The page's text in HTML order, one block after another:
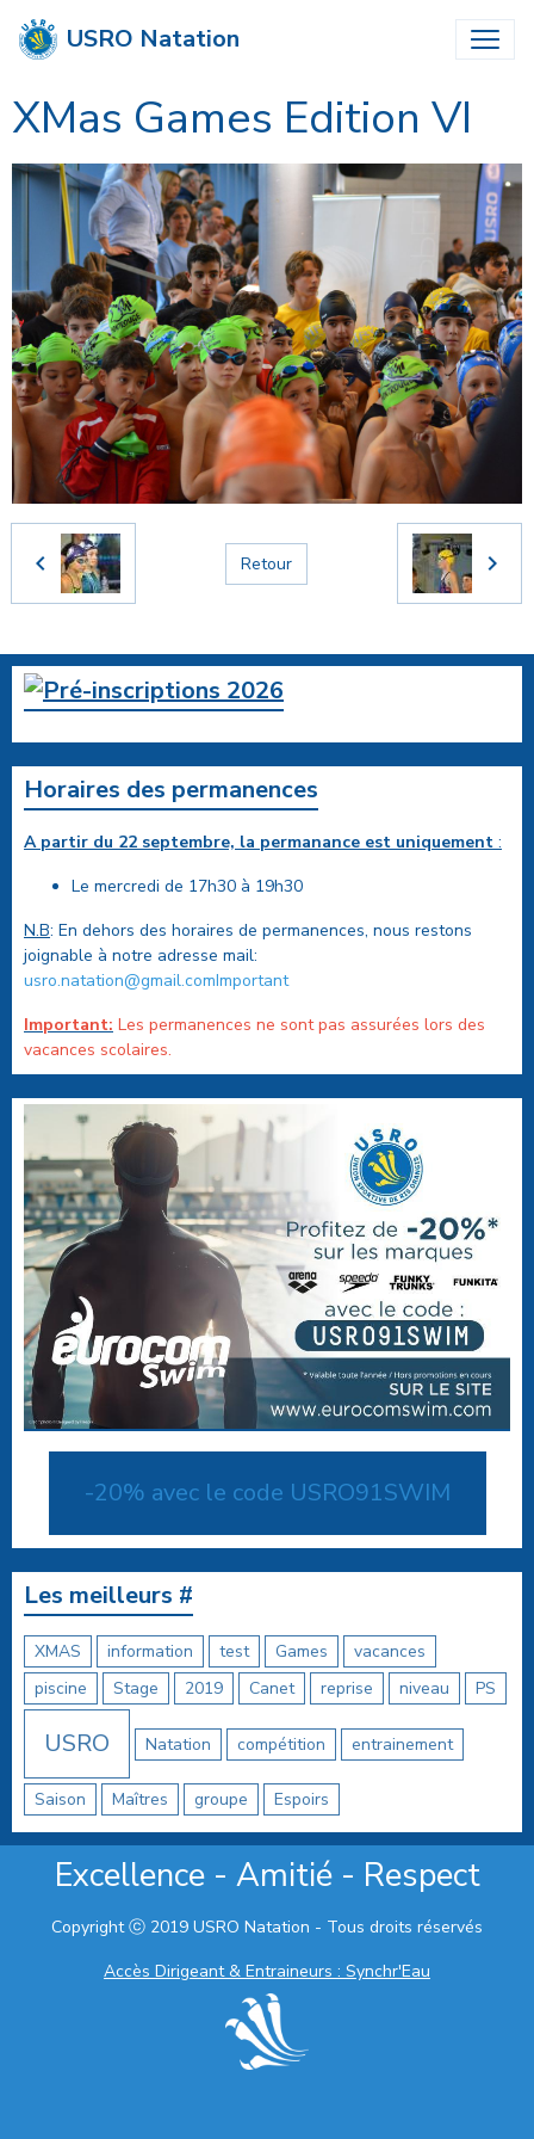
USRO Natation
XMas Games Edition VI
Retour
Horaires des permanences
A partir du 22 septembre, la permanance est uniquement :
Le mercredi de 17h30 à 19h30
N.B: En dehors des horaires de permanences, nous restons
joignable à notre adresse mail:
usro.natation@gmail.comImportant
Important: Les permanences ne sont pas assurées lors des
vacances scolaires.
-20% avec le code USRO91SWIM
Les meilleurs #
XMAS information test Games
vacances
piscine
Stage 2019 Canet reprise niveau PS
USRO Natation compétition entrainement
Saison Maîtres groupe Espoirs
Excellence - Amitié - Respect
Copyright ⓒ 2019 USRO Natation - Tous droits réservés
Accès Dirigeant & Entraineurs : Synchr'Eau